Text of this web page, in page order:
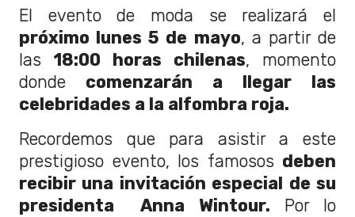
El evento de moda se realizará el
próximo lunes 5 de mayo, a partir de
las18:00 horas chilenas, momento
donde comenzarán a llegar las
celebridades a la alfombra roja.
Recordemos que para asistir a este
prestigioso evento, los famosos deben
recibir una invitación especial de su
presidenta Anna Wintour. Por lo